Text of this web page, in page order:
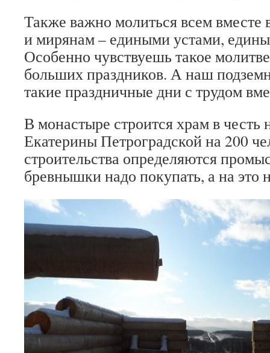
Также важно молиться всем
и мирянам – едиными устами,
Особенно чувствуешь такое
больших праздников. А наш
такие праздничные дни с трудом
В монастыре строится храм в
Екатерины Петроградской на 200
строительства определяются
бревнышки надо покупать, а на это